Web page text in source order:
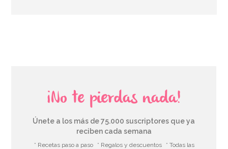
¡No te pierdas nada!
Únete a los más de 75.000 suscriptores que ya
reciben cada semana
* Recetas paso a paso * Regalos y descuentos
* Todas las